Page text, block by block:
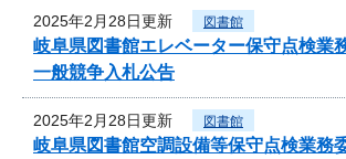
2025年2月28日更新 図書館
岐阜県図書館エレベーター保守点検業
一般競争入札公告
2025年2月28日更新 図書館
岐阜県図書館空調設備等保守点検業務